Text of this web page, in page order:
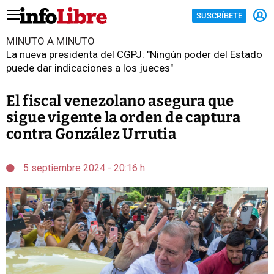
SUSCRÍBETE
MINUTO A MINUTO
La nueva presidenta del CGPJ: "Ningún poder del Estado
puede dar indicaciones a los jueces"
El fiscal venezolano asegura que
sigue vigente la orden de captura
contra González Urrutia
5 septiembre 2024 - 20:16 h